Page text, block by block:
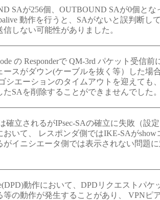
SAが256個、OUTBOUND SAが0個とな
動作を行うと、SAがないと誤判断し
信しない可能性がありました。
の Responderで QM-3rd パケット受信前
ースがダウン(ケーブルを抜く等）した場
シエーションのタイムアウトを迎えても
たSAを削除することができませんでした
確立されるがIPsec-SAの確立に失敗（設
おいて、 レスポンダ側ではIKE-SAがshow
がイニシエータ側では表示されない問題
動作において、DPDリクエストパケ
等の動作が発生することがあり、 VPNピ